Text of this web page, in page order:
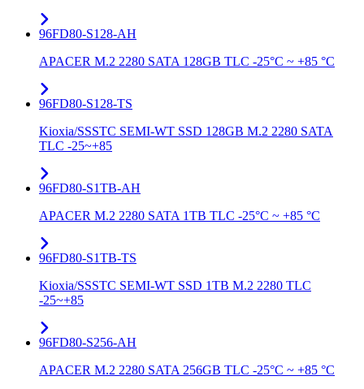
96FD80-S128-AH
APACER M.2 2280 SATA 128GB TLC -25°C ~ +85 °C
96FD80-S128-TS
Kioxia/SSSTC SEMI-WT SSD 128GB M.2 2280 SATA
TLC -25~+85
96FD80-S1TB-AH
APACER M.2 2280 SATA 1TB TLC -25°C ~ +85 °C
96FD80-S1TB-TS
Kioxia/SSSTC SEMI-WT SSD 1TB M.2 2280 TLC
-25~+85
96FD80-S256-AH
APACER M.2 2280 SATA 256GB TLC -25°C ~ +85 °C